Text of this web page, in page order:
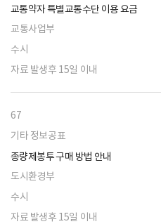
교통약자 특별교통수단 이용 요금
교통사업부
수시
자료 발생후 15일 이내
67
기타 정보공표
종량제봉투 구매 방법 안내
도시환경부
수시
자료 발생후 15일 이내